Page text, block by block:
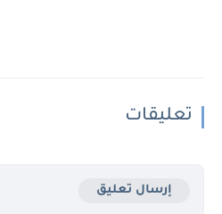
تعليقات
إرسال تعليق